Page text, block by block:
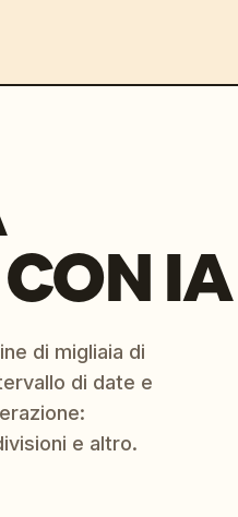
IA
di migliaia di
di date e
e altro.